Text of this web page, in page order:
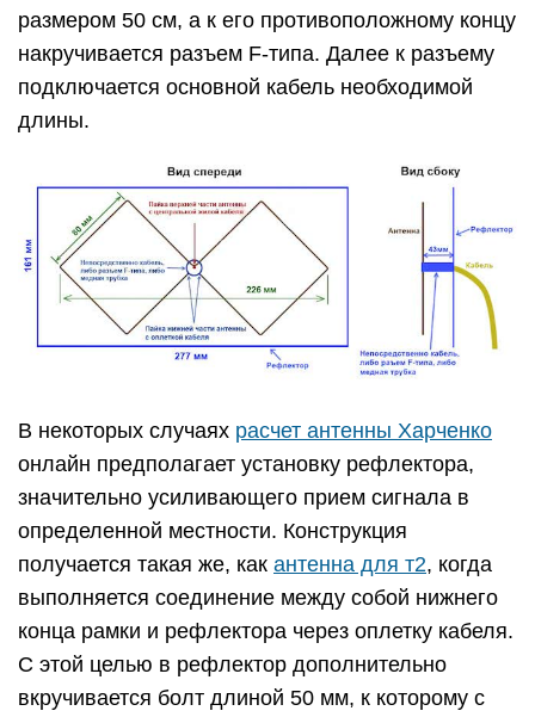
размером 50 см, а к его противоположному концу
накручивается разъем F-типа. Далее к разъему
подключается основной кабель необходимой
длины.
В некоторых случаях расчет антенны Харченко
онлайн предполагает установку рефлектора,
значительно усиливающего прием сигнала в
определенной местности. Конструкция
получается такая же, как антенна для т2, когда
выполняется соединение между собой нижнего
конца рамки и рефлектора через оплетку кабеля.
С этой целью в рефлектор дополнительно
вкручивается болт длиной 50 мм, к которому с